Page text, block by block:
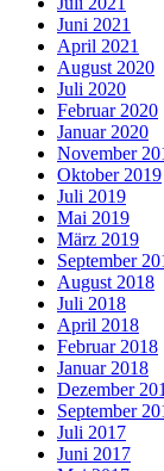
Juni 2021
April 2021
August 2020
Juli 2020
Februar 2020
Januar 2020
November
Oktober 2019
Juli 2019
Mai 2019
März 2019
September
August 2018
Juli 2018
April 2018
Februar 2018
Januar 2018
Dezember
September
Juli 2017
Juni 2017